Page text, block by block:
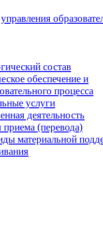
состав
обеспечение и
процесса
услуги
деятельность
(перевода)
материальной